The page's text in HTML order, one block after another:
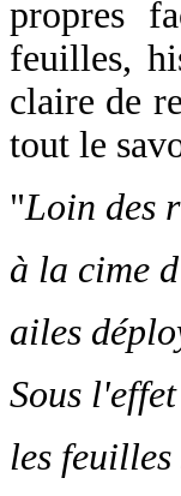
propres
feuilles,
claire de
tout le
"Loin des
à la cime
ailes
Sous
les